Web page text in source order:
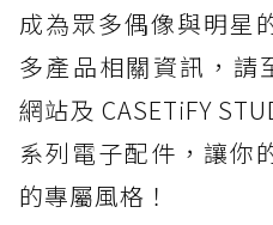
成為眾多偶像與明星
多產品相關資訊，請
網站及 CASETiFY
系列電子配件，讓你
的專屬風格！